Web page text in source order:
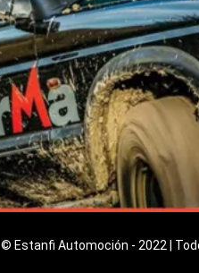
© Estanfi Automoción - 2022 |